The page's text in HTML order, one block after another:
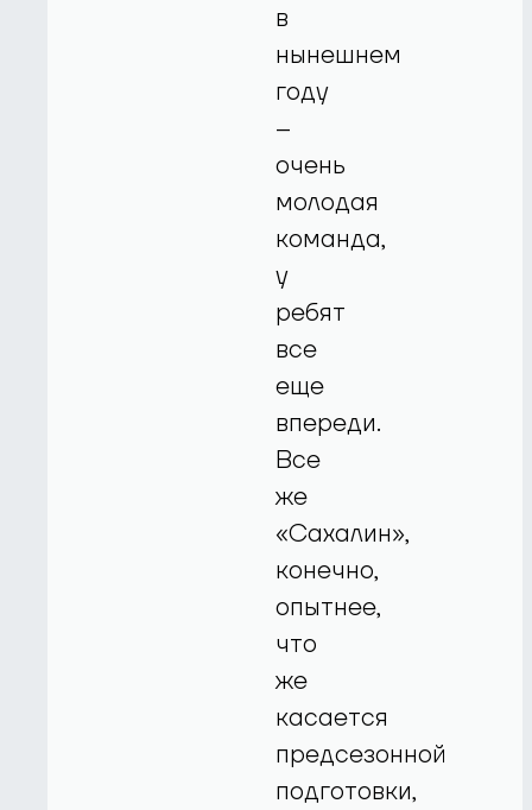
в
нынешнем
году
–
очень
молодая
команда,
у
ребят
все
еще
впереди.
Все
же
«Сахалин»,
конечно,
опытнее,
что
же
касается
предсезонной
подготовки,